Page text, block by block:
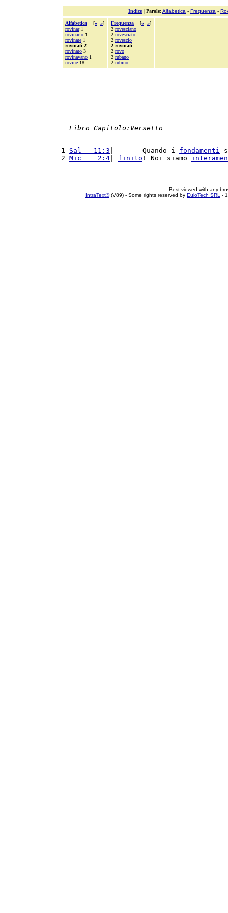
Indice| Parole: Alfabetica - Frequenza -
Alfabetica [« »]
rovinar1
rovinarlo 1
rovinate 1
rovinati 2
rovinato 3
rovinavano 1
rovine 18
Frequenza [« »]
2 rovesciano
2 rovesciato
2 rovescio
2 rovinati
2 rovo
2 rubano
2 rubino
Libro Capitolo:Versetto
1 Sal   11:3 |       Quando i fondamenti
2 Mic    2:4 finito ! Noi siamo
Best viewed with any
IntraText®(V89) - Some rights reserved by EuloTech SRL -